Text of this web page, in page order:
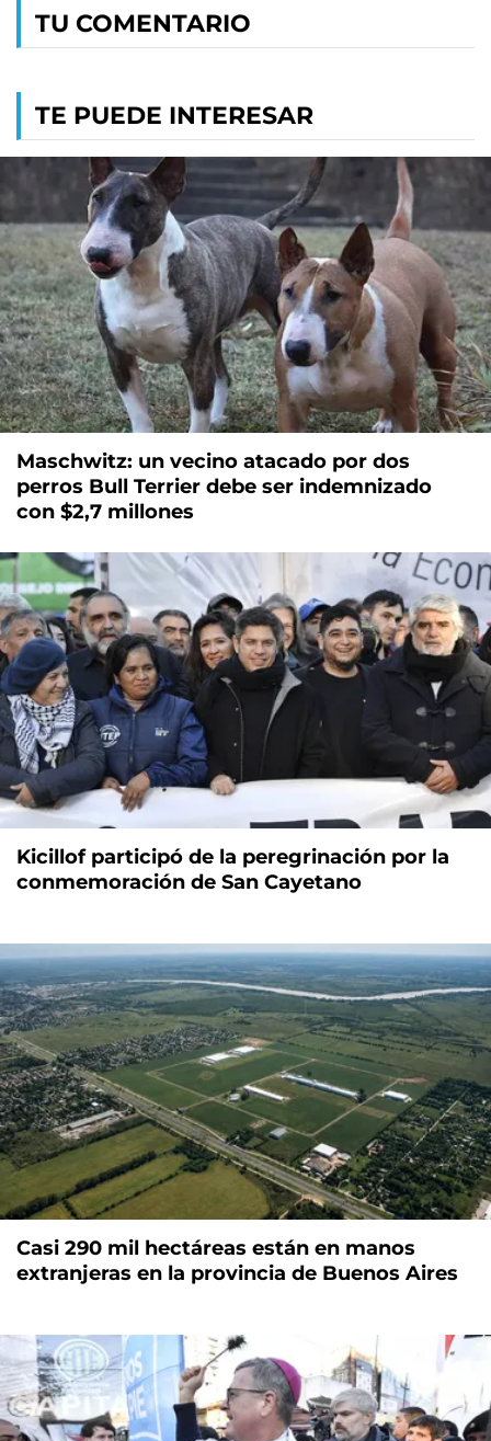
TU COMENTARIO
TE PUEDE INTERESAR
Maschwitz: un vecino atacado por dos
perros Bull Terrier debe ser indemnizado
Kicillof participó de la peregrinación por la
Casi 290 mil hectáreas están en manos